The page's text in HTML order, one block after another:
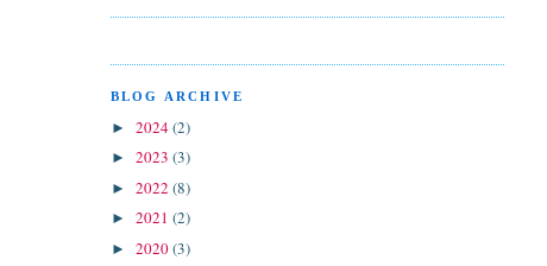
BLOG ARCHIVE
► 2024(2)
► 2023 (3)
► 2022 (8)
► 2021 (2)
► 2020(3)